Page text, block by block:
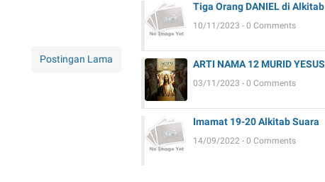
Postingan Lama
Tiga Orang DANIEL di Alkitab
10/11/2023 - 0 Comments
ARTI NAMA 12 MURID YESUS
03/11/2023 - 0 Comments
Imamat 19-20 Alkitab Suara
14/09/2022 - 0 Comments